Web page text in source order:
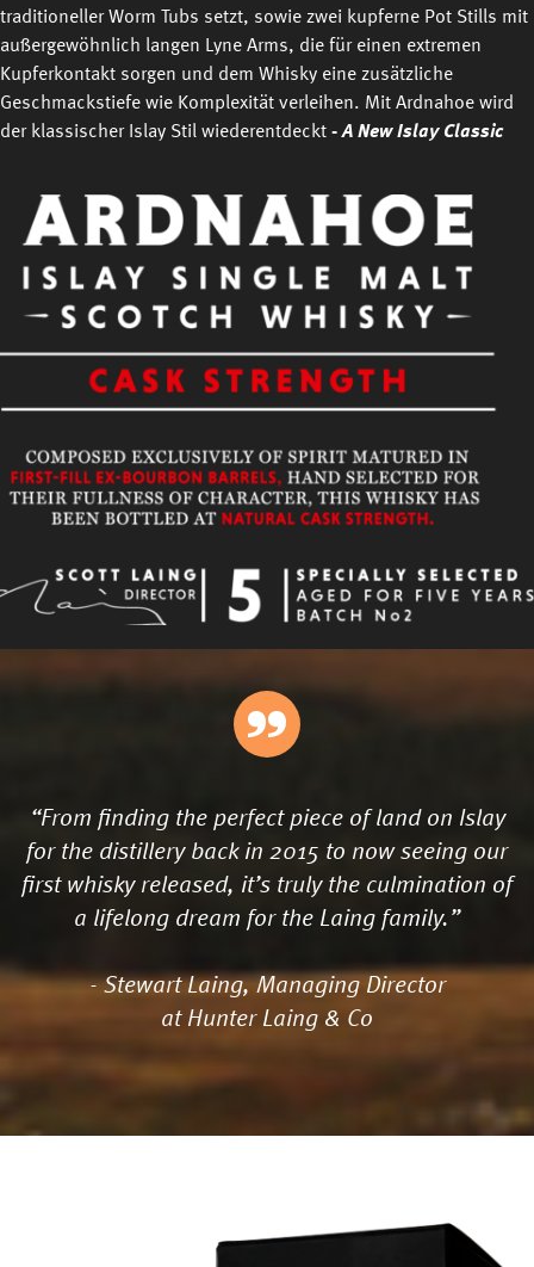
traditioneller Worm Tubs setzt, sowie zwei kupferne Pot Stills mit
außergewöhnlich langen Lyne Arms, die für einen extremen
Kupferkontakt sorgen und dem Whisky eine zusätzliche
Geschmackstiefe wie Komplexität verleihen. Mit Ardnahoe wird
der klassischer Islay Stil wiederentdeckt -A New Islay Classic
“From finding the perfect piece of land on Islay
for the distillery back in 2015 to now seeing our
first whisky released, it’s truly the culmination of
a lifelong dream for the Laing family.”
- Stewart Laing, Managing Director
at Hunter Laing & Co